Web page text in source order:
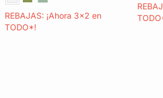
REBAJAS: ¡Ahora 3x2 en
TODO*!